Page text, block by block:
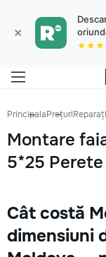
×
PrincipalaPrețuri
Montare
5*25 Perete
Cât costă
dimensiuni